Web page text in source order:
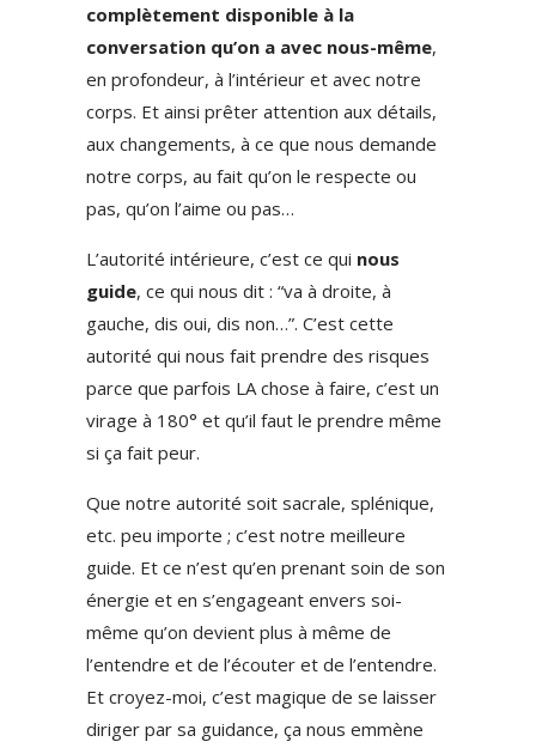
complètement disponible à la
conversation qu’on a avec nous-même,
en profondeur, à l’intérieur et avec notre
corps. Et ainsi prêter attention aux détails,
aux changements, à ce que nous demande
notre corps, au fait qu’on le respecte ou
pas, qu’on l’aime ou pas…
L’autorité intérieure, c’est ce qui nous
guide, ce qui nous dit : “va à droite, à
gauche, dis oui, dis non…”. C’est cette
autorité qui nous fait prendre des risques
parce que parfois LA chose à faire, c’est un
virage à 180° et qu’il faut le prendre même
si ça fait peur.
Que notre autorité soit sacrale, splénique,
etc. peu importe ; c’est notre meilleure
guide. Et ce n’est qu’en prenant soin de son
énergie et en s’engageant envers soi-
même qu’on devient plus à même de
l’entendre et de l’écouter et de l’entendre.
Et croyez-moi, c’est magique de se laisser
diriger par sa guidance, ça nous emmène